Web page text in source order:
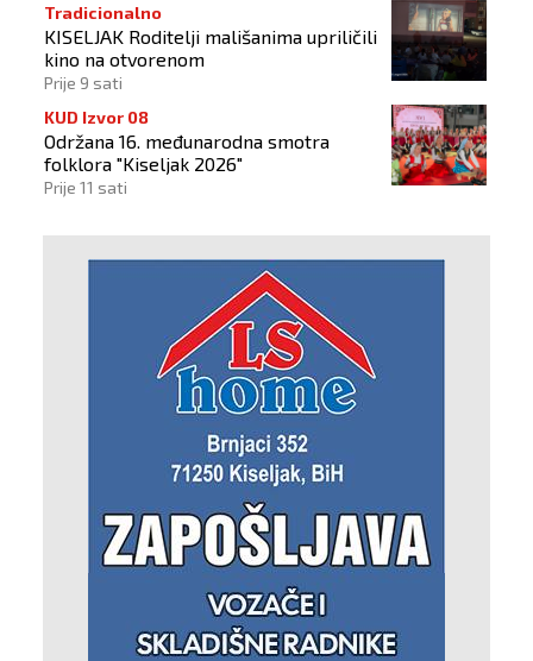
Tradicionalno
KISELJAK Roditelji mališanima upriličili
kino na otvorenom
Prije 9 sati
KUD Izvor 08
Održana 16. međunarodna smotra
folklora "Kiseljak 2026"
Prije 11 sati